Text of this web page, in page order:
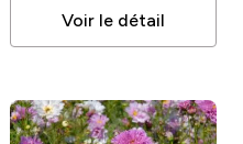
(8)
(9)
Voir le détail